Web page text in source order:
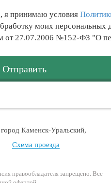
я принимаю условия
моих персональных
от 27.07.2006 №152-ФЗ "О
Каменск-Уральский,
Схема проезда
правообладателя запрещено. Все